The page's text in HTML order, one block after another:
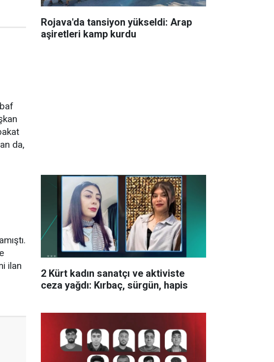
da,
ilan
Rojava'da tansiyon yükseldi: Arap
aşiretleri kamp kurdu
2 Kürt kadın sanatçı ve aktiviste
ceza yağdı: Kırbaç, sürgün, hapis